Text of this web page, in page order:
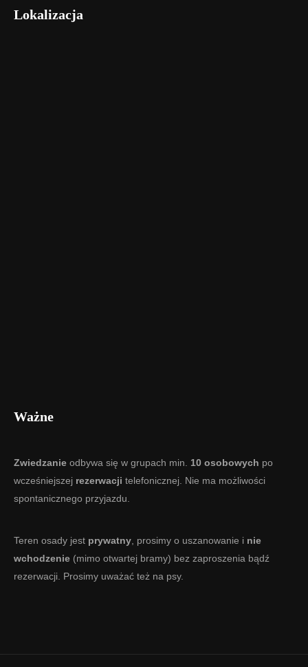
Lokalizacja
Ważne
Zwiedzanie odbywa się w grupach min. 10 osobowych po
wcześniejszej rezerwacji telefonicznej. Nie ma możliwości
spontanicznego przyjazdu.
Teren osady jest prywatny , prosimy o uszanowanie i nie
wchodzenie (mimo otwartej bramy) bez zaproszenia bądź
rezerwacji. Prosimy uważać też na psy.